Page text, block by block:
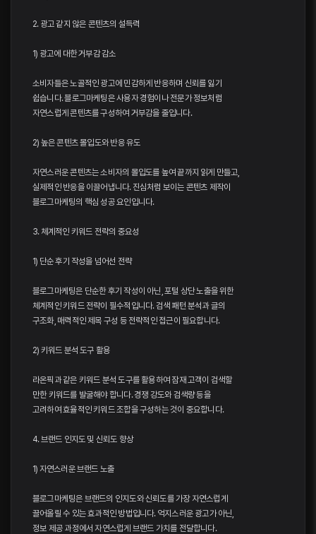
2. 광고 같지 않은 콘텐츠의 설득력
1) 광고에 대한 거부감 감소
소비자들은 노골적인 광고에 민감하게 반응하며 신뢰를 잃기
쉽습니다. 블로그마케팅은 사용자 경험이나 전문가 정보처럼
자연스럽게 콘텐츠를 구성하여 거부감을 줄입니다.
2) 높은 콘텐츠 몰입도와 반응 유도
자연스러운 콘텐츠는 소비자의 몰입도를 높여 끝까지 읽게 만들고,
실제적인 반응을 이끌어냅니다. 진심처럼 보이는 콘텐츠 제작이
블로그마케팅의 핵심 성공 요인입니다.
3. 체계적인 키워드 전략의 중요성
1) 단순 후기 작성을 넘어선 전략
블로그마케팅은 단순한 후기 작성이 아닌, 포털 상단 노출을 위한
체계적인 키워드 전략이 필수적입니다. 검색 패턴 분석과 글의
구조화, 매력적인 제목 구성 등 전략적인 접근이 필요합니다.
2) 키워드 분석 도구 활용
라온픽과 같은 키워드 분석 도구를 활용하여 잠재 고객이 검색할
만한 키워드를 발굴해야 합니다. 경쟁 강도와 검색량 등을
고려하여 효율적인 키워드 조합을 구성하는 것이 중요합니다.
4. 브랜드 인지도 및 신뢰도 향상
1) 자연스러운 브랜드 노출
블로그마케팅은 브랜드의 인지도와 신뢰도를 가장 자연스럽게
끌어올릴 수 있는 효과적인 방법입니다. 억지스러운 광고가 아닌,
정보 제공 과정에서 자연스럽게 브랜드 가치를 전달합니다.